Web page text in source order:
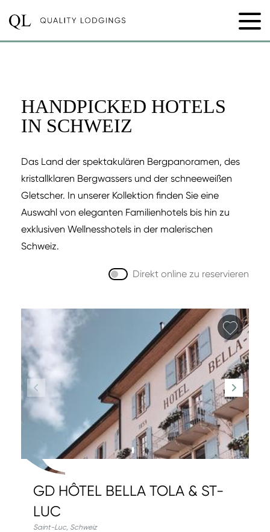
HANDPICKED HOTELS
IN SCHWEIZ
Das Land der spektakulären Bergpanoramen, des
kristallklaren Bergwassers und der schneeweißen
Gletscher. In unserer Kollektion finden Sie eine
Auswahl von eleganten Familienhotels bis hin zu
exklusiven Wellnesshotels in der malerischen
Schweiz.
Direkt online zu reservieren
GD HÔTEL BELLA TOLA & ST-
LUC
Saint-Luc, Schweiz